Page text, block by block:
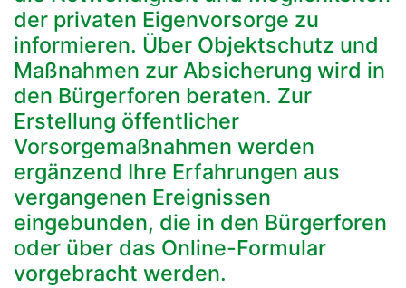
der privaten Eigenvorsorge zu
informieren. Über Objektschutz und
Maßnahmen zur Absicherung wird in
den Bürgerforen beraten. Zur
Erstellung öffentlicher
Vorsorgemaßnahmen werden
ergänzend Ihre Erfahrungen aus
vergangenen Ereignissen
eingebunden, die in den Bürgerforen
oder über das Online-Formular
vorgebracht werden.